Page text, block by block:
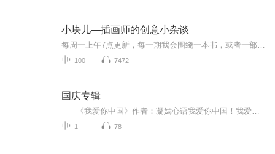
小块儿—插画师的创意小杂谈
100 7472
国庆专辑
1 78